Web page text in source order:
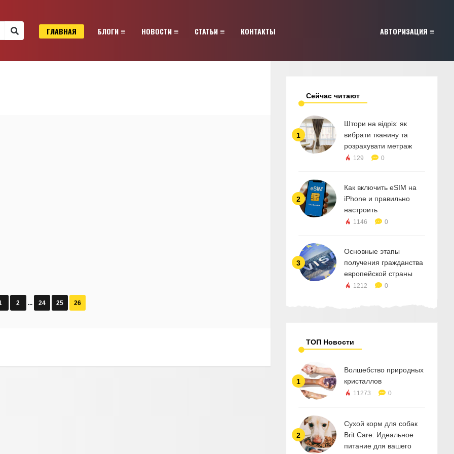
ГЛАВНАЯ БЛОГИ НОВОСТИ СТАТЬИ КОНТАКТЫ АВТОРИЗАЦИЯ
2 ... 24 25 26
Сейчас читают
1
Штори на відріз: як
вибрати тканину та
розрахувати метраж
129 0
2
Как включить eSIM на
iPhone и правильно
настроить
1146 0
3
Основные этапы
получения гражданства
европейской страны
1212 0
ТОП Новости
1
Волшебство природных
кристаллов
11273 0
2
Сухой корм для собак
Brit Care: Идеальное
питание для вашего